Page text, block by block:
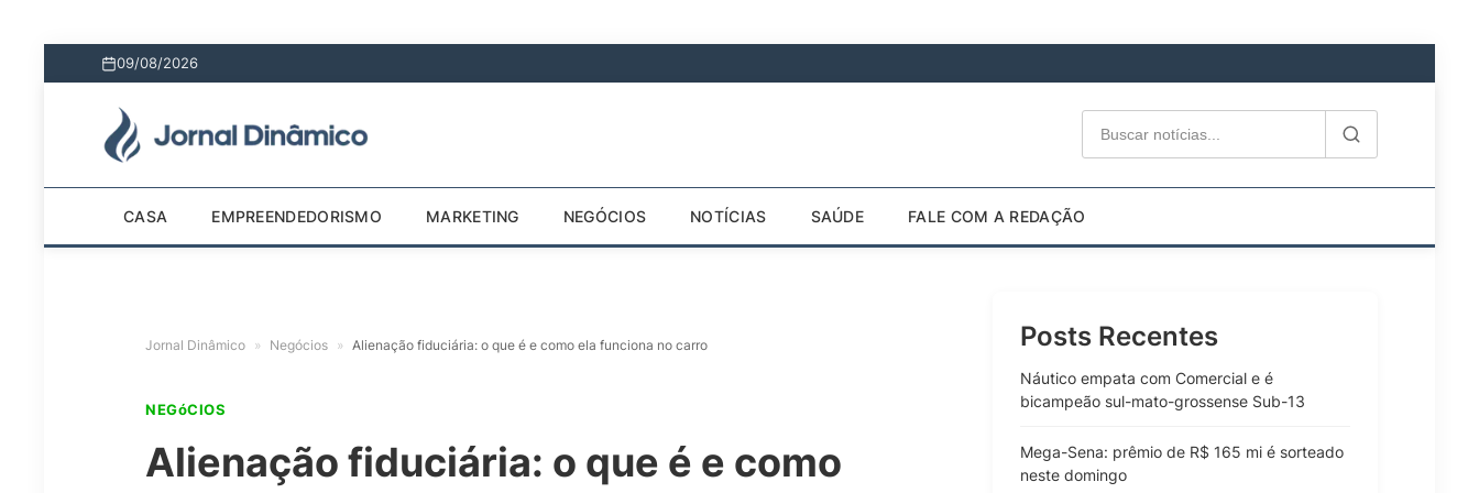
09/08/2026
CASA EMPREENDEDORISMO MARKETING NEGÓCIOS NOTÍCIAS SAÚDE FALE COM A REDAÇÃO
Jornal Dinâmico » Negócios » Alienação fiduciária: o que é e como ela funciona no carro
NEGóCIOS
Alienação fiduciária: o que é e como
Posts Recentes
Náutico empata com Comercial e é
bicampeão sul-mato-grossense Sub-13
Mega-Sena: prêmio de R$ 165 mi é sorteado
neste domingo